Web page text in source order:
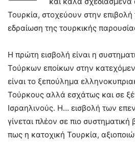
Τουρκία, στοχεύουν στην
εδραίωση της τουρκικής
Η πρώτη εισβολή είναι η
Τούρκων εποίκων στην
είναι το ξεπούλημα
Τούρκους αλλά εσχάτως και σε
Ισραηλινούς. Η… εισβολή των
γίνεται πλέον σε πιο
πως η κατοχική Τουρκία,